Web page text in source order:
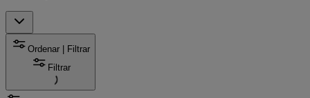
Ordenar | Filtrar
Filtrar